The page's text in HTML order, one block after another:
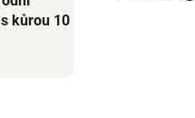
kůrou 10